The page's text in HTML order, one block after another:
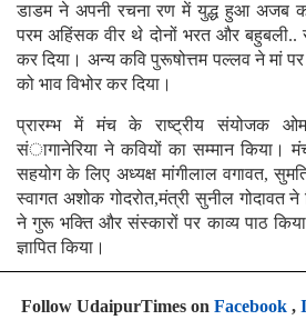
डाडम ने अपनी रचना रण में युद्ध हुआ अजब
परम अहिंसक वीर थे दोनों भरत और बहुबली..
कर दिया। अन्य कवि पुरूषोत्तम पल्लव ने मां पर
को भाव विभोर कर दिया।
प्रारम्भ में मंच के राष्ट्रीय संयोजक
संागानेरिया ने कवियों का सम्मान किया।
सहयोग के लिए अध्यक्ष मांगीलाल वगावत,
स्वागत अशोक गोदरोत,मंत्री सुनील गोदावत
ने गुरू भक्ति और संस्कारों पर काव्य पाठ
ज्ञापित किया।
Follow UdaipurTimes on Facebook,